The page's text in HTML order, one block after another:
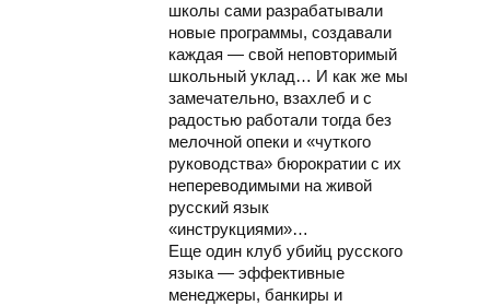
школы сами разрабатывали
новые программы, создавали
каждая — свой неповторимый
школьный уклад… И как же мы
замечательно, взахлеб и с
радостью работали тогда без
мелочной опеки и «чуткого
руководства» бюрократии с их
непереводимыми на живой
русский язык
«инструкциями»…
Еще один клуб убийц русского
языка — эффективные
менеджеры, банкиры и